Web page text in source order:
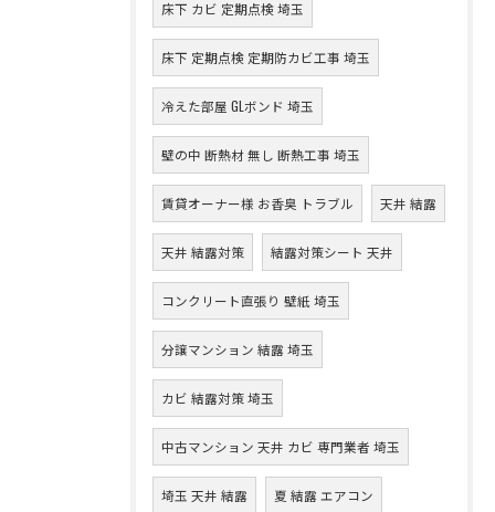
床下 カビ 定期点検 埼玉
床下 定期点検 定期防カビ工事 埼玉
冷えた部屋 GLボンド 埼玉
壁の中 断熱材 無し 断熱工事 埼玉
賃貸オーナー様 お香臭 トラブル 天井 結露
天井 結露対策 結露対策シート 天井
コンクリート直張り 壁紙 埼玉
分譲マンション 結露 埼玉
カビ 結露対策 埼玉
中古マンション 天井 カビ 専門業者 埼玉
埼玉 天井 結露 夏 結露 エアコン